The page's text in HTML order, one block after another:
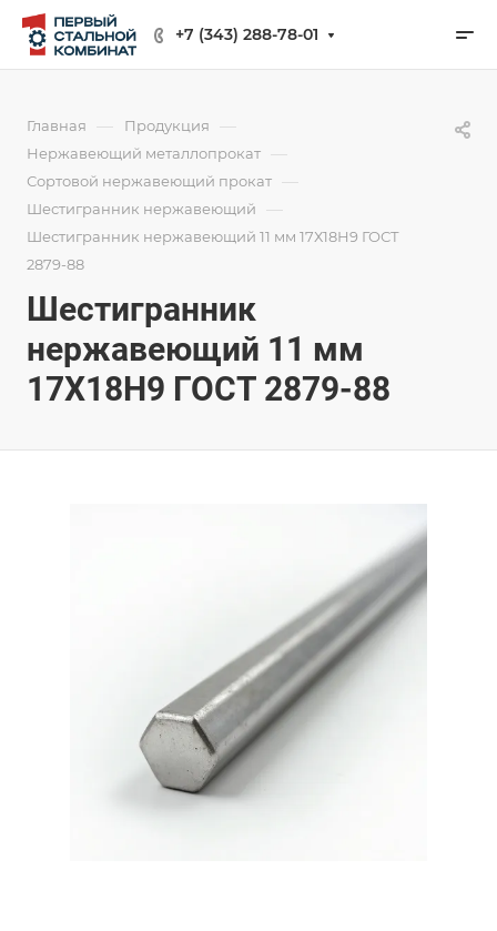
+7 (343) 288-78-01
Главная — Продукция —
Нержавеющий металлопрокат —
Сортовой нержавеющий прокат —
Шестигранник нержавеющий —
Шестигранник нержавеющий 11 мм 17Х18Н9 ГОСТ
2879-88
Шестигранник
нержавеющий 11 мм
17Х18Н9 ГОСТ 2879-88